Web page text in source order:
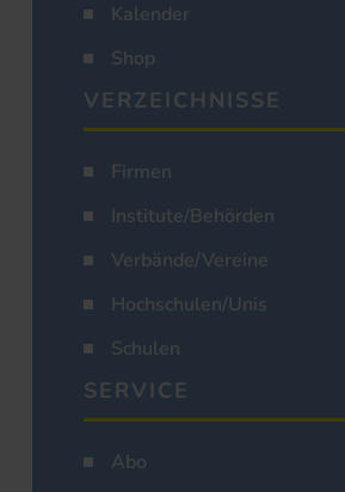
Kalender
Shop
VERZEICHNISSE
Firmen
Institute/Behörden
Verbände/Vereine
Hochschulen/Unis
Schulen
SERVICE
Abo